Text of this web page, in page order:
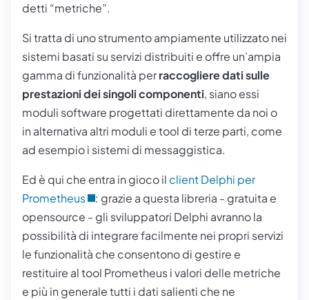
detti “metriche”.
Si tratta di uno strumento ampiamente utilizzato nei
sistemi basati su servizi distribuiti e offre un’ampia
gamma di funzionalità perraccogliere dati sulle
prestazioni dei singoli componenti, siano essi
moduli software progettati direttamente da noi o
in alternativa altri moduli e tool di terze parti, come
ad esempio i sistemi di messaggistica.
Ed è qui che entra in gioco il client Delphi per
Prometheus
: grazie a questa libreria - gratuita e
opensource - gli sviluppatori Delphi avranno la
possibilità di integrare facilmente nei propri servizi
le funzionalità che consentono di gestire e
restituire al tool Prometheusi valori delle metriche
e più in generale tutti i dati salienti che ne